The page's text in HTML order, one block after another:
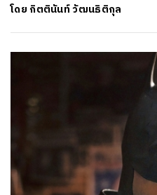
โดย กิตตินันท์ วัฒนธิติกุล
TWEET